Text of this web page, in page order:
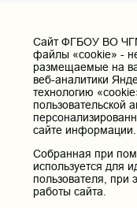
Cайт ФГБОУ ВО
файлы «cookie» -
размещаемые на
веб-аналитики
технологию
пользовательской
сайте информации.
Собранная при
используется для
пользователя, при
работы сайта.